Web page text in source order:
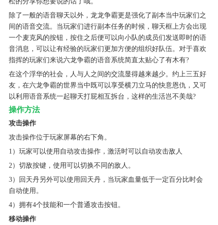
除了一般的语音聊天以外，龙龙争霸更是强化了副本当中玩家们之
间的语音交流。当玩家们进行副本任务的时候，聊天框上方会出现
一个麦克风的按钮，按住之后便可以向小队的成员们发送即时的语
音消息，可以让有经验的玩家们更加方便的组织好队伍。对于喜欢
指挥的玩家们来说六龙争霸的语音系统简直太贴心了有木有?
在这个浮华的社会，人与人之间的交流显得越来越少。约上三五好
友，在六龙争霸的世界当中既可以享受横刀立马的快意恩仇，又可
以利用语音系统一起聊天打屁相互拆台，这样的生活岂不美哉?
操作方法
攻击操作
攻击操作位于玩家屏幕的右下角。
1）玩家可以使用自动攻击操作，激活时可以自动攻击敌人
2）切敌按键，使用可以切换不同的敌人。
3）回天丹另外可以使用回天丹，当玩家血量低于一定百分比时会
自动使用。
4）拥有4个技能和一个普通攻击按钮。
移动操作